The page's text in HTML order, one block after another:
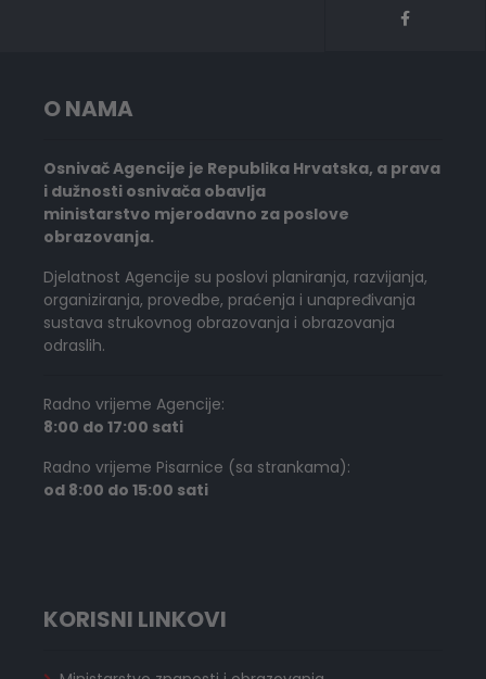
O NAMA
Osnivač Agencije je Republika Hrvatska, a prava
i dužnosti osnivača obavlja
ministarstvo mjerodavno za poslove
obrazovanja.
Djelatnost Agencije su poslovi planiranja, razvijanja,
organiziranja, provedbe, praćenja i unapređivanja
sustava strukovnog obrazovanja i obrazovanja
odraslih.
Radno vrijeme Agencije:
8:00 do 17:00 sati
Radno vrijeme Pisarnice (sa strankama):
od 8:00 do 15:00 sati
KORISNI LINKOVI